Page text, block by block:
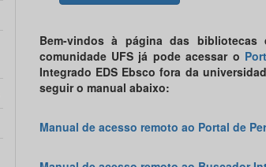
Bem-vindos à página das bibliotecas
comunidade UFS já pode acessar o
Integrado EDS Ebsco fora da
seguir o manual abaixo:
Manual de acesso remoto ao Portal de